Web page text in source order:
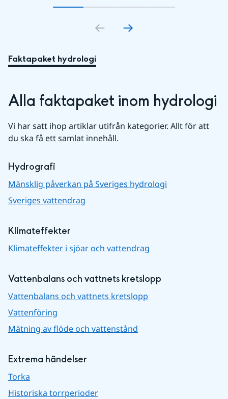
Gå till bildkort1
Gå till bildkort2
Gå till bildkort3
Gå till bildkort
Faktapaket hydrologi
Alla faktapaket inom hydrologi
Vi har satt ihop artiklar utifrån kategorier. Allt för att
du ska få ett samlat innehåll.
Hydrografi
Mänsklig påverkan på Sveriges hydrologi
Sveriges vattendrag
Klimateffekter
Klimateffekter i sjöar och vattendrag
Vattenbalans och vattnets kretslopp
Vattenbalans och vattnets kretslopp
Vattenföring
Mätning av flöde och vattenstånd
Extrema händelser
Torka
Historiska torrperioder